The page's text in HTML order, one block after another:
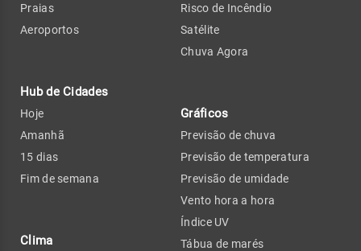
Praias
Aeroportos
Hub de Cidades
Hoje
Amanhã
15 dias
Fim de semana
Clima
Risco de Incêndio
Satélite
Chuva Agora
Gráficos
Previsão de chuva
Previsão de temperatura
Previsão de umidade
Vento hora a hora
Índice UV
Tábua de marés